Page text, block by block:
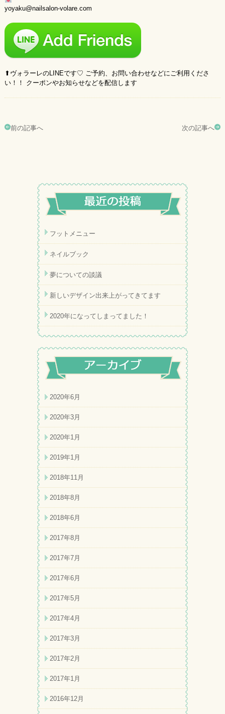
yoyaku@nailsalon-volare.com
⬆︎ヴォラーレのLINEです♡ ご予約、お問い合わせなどにご利用くださ
い！！ クーポンやお知らせなどを配信します
前の記事へ 次の記事へ
フットメニュー
ネイルブック
夢についての談議
新しいデザイン出来上がってきてます
2020年になってしまってました！
2020年6月
2020年3月
2020年1月
2019年1月
2018年11月
2018年8月
2018年6月
2017年8月
2017年7月
2017年6月
2017年5月
2017年4月
2017年3月
2017年2月
2017年1月
2016年12月